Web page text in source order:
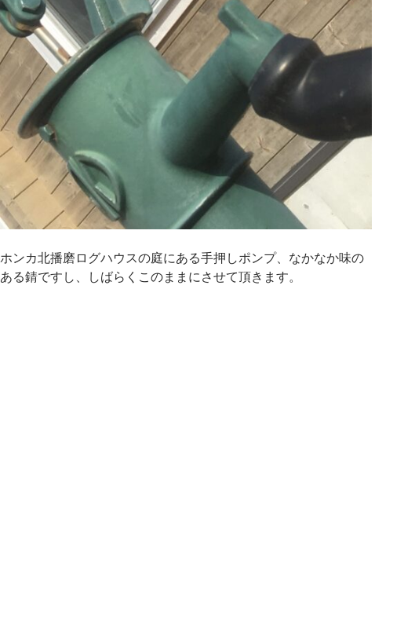
ホンカ北播磨ログハウスの庭にある手押しポンプ、なかなか味の
ある錆ですし、しばらくこのままにさせて頂きます。